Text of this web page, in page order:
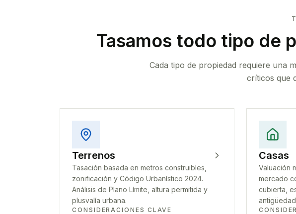
Tasamos todo tipo de
Cada tipo de propiedad requiere una
críticos que
Terrenos
Tasación basada en metros construibles,
zonificación y Código Urbanístico 2024.
Análisis de Plano Límite, altura permitida y
plusvalía urbana.
CONSIDERACIONES CLAVE
Casas
Valuación
mercado
cubierta,